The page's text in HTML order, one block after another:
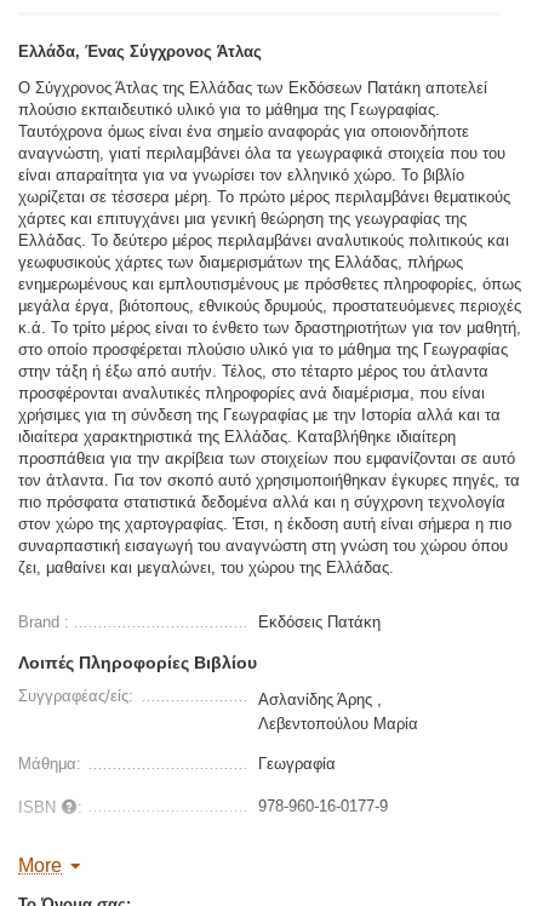
Ελλάδα, Ένας Σύγχρονος Άτλας
Ο Σύγχρονος Άτλας της Ελλάδας των Εκδόσεων Πατάκη αποτελεί
πλούσιο εκπαιδευτικό υλικό για το μάθημα της Γεωγραφίας.
Ταυτόχρονα όμως είναι ένα σημείο αναφοράς για οποιονδήποτε
αναγνώστη, γιατί περιλαμβάνει όλα τα γεωγραφικά στοιχεία που του
είναι απαραίτητα για να γνωρίσει τον ελληνικό χώρο. Το βιβλίο
χωρίζεται σε τέσσερα μέρη. Το πρώτο μέρος περιλαμβάνει θεματικούς
χάρτες και επιτυγχάνει μια γενική θεώρηση της γεωγραφίας της
Ελλάδας. Το δεύτερο μέρος περιλαμβάνει αναλυτικούς πολιτικούς και
γεωφυσικούς χάρτες των διαμερισμάτων της Ελλάδας, πλήρως
ενημερωμένους και εμπλουτισμένους με πρόσθετες πληροφορίες, όπως
μεγάλα έργα, βιότοπους, εθνικούς δρυμούς, προστατευόμενες περιοχές
κ.ά. Το τρίτο μέρος είναι το ένθετο των δραστηριοτήτων για τον μαθητή,
στο οποίο προσφέρεται πλούσιο υλικό για το μάθημα της Γεωγραφίας
στην τάξη ή έξω από αυτήν. Τέλος, στο τέταρτο μέρος του άτλαντα
προσφέρονται αναλυτικές πληροφορίες ανά διαμέρισμα, που είναι
χρήσιμες για τη σύνδεση της Γεωγραφίας με την Ιστορία αλλά και τα
ιδιαίτερα χαρακτηριστικά της Ελλάδας. Καταβλήθηκε ιδιαίτερη
προσπάθεια για την ακρίβεια των στοιχείων που εμφανίζονται σε αυτό
τον άτλαντα. Για τον σκοπό αυτό χρησιμοποιήθηκαν έγκυρες πηγές, τα
πιο πρόσφατα στατιστικά δεδομένα αλλά και η σύγχρονη τεχνολογία
στον χώρο της χαρτογραφίας. Έτσι, η έκδοση αυτή είναι σήμερα η πιο
συναρπαστική εισαγωγή του αναγνώστη στη γνώση του χώρου όπου
ζει, μαθαίνει και μεγαλώνει, του χώρου της Ελλάδας.
Brand : Εκδόσεις Πατάκη
Λοιπές Πληροφορίες Βιβλίου
Συγγραφέας/είς:
Ασλανίδης Άρης ,
Λεβεντοπούλου Μαρία
Μάθημα: Γεωγραφία
ISBN : 978-960-16-0177-9
Διαστάσεις:
More